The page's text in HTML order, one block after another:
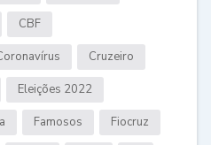
CBF
Cruzeiro
Eleições 2022
Famosos Fiocruz